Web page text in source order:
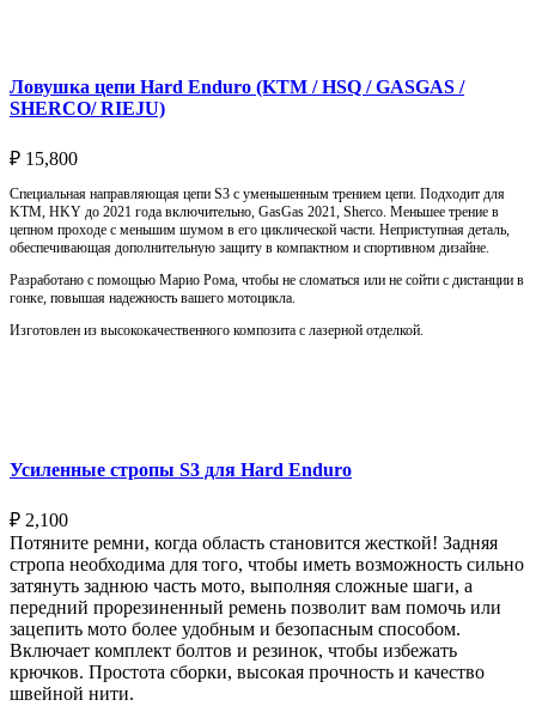
Ловушка цепи Hard Enduro (KTM / HSQ / GASGAS /
SHERCO/ RIEJU)
₽ 15,800
Специальная направляющая цепи S3 с уменьшенным трением цепи. Подходит для
KTM, HKY до 2021 года включительно, GasGas 2021, Sherco. Меньшее трение в
цепном проходе с меньшим шумом в его циклической части. Неприступная деталь,
обеспечивающая дополнительную защиту в компактном и спортивном дизайне.
Разработано с помощью Марио Рома, чтобы не сломаться или не сойти с дистанции в
гонке, повышая надежность вашего мотоцикла.
Изготовлен из высококачественного композита с лазерной отделкой.
Усиленные стропы S3 для Hard Enduro
₽ 2,100
Потяните ремни, когда область становится жесткой! Задняя
стропа необходима для того, чтобы иметь возможность сильно
затянуть заднюю часть мото, выполняя сложные шаги, а
передний прорезиненный ремень позволит вам помочь или
зацепить мото более удобным и безопасным способом.
Включает комплект болтов и резинок, чтобы избежать
крючков. Простота сборки, высокая прочность и качество
швейной нити.